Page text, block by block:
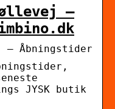
–
– Åbningstider
JYSK butik